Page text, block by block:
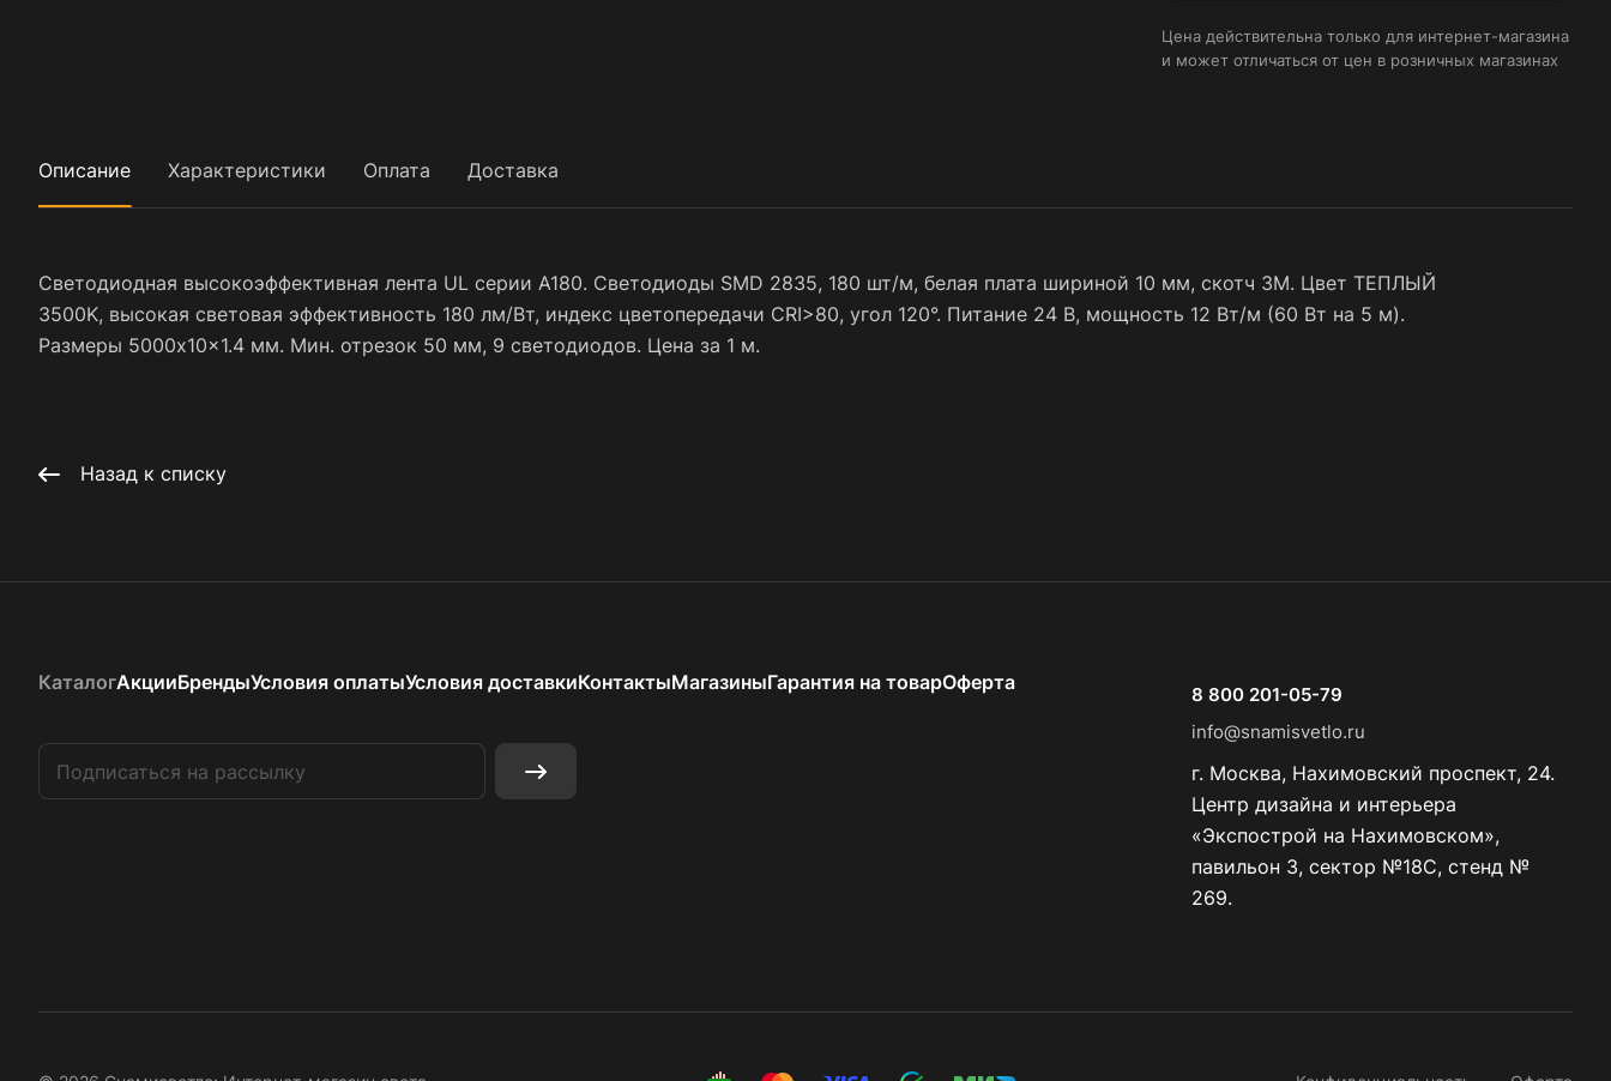
Цена действительна только для интернет-магазина
и может отличаться от цен в розничных магазинах
Описание Характеристики Оплата Доставка
Светодиодная высокоэффективная лента UL серии A180. Светодиоды SMD 2835, 180 шт/м, белая плата шириной 10 мм, скотч 3M. Цвет ТЕПЛЫЙ
3500K, высокая световая эффективность 180 лм/Вт, индекс цветопередачи CRI>80, угол 120°. Питание 24 В, мощность 12 Вт/м (60 Вт на 5 м).
Размеры 5000x10x1.4 мм. Мин. отрезок 50 мм, 9 светодиодов. Цена за 1 м.
Назад к списку
КаталогАкцииБрендыУсловия оплатыУсловия доставкиКонтактыМагазиныГарантия на товарОферта
8 800 201-05-79
info@snamisvetlo.ru
г. Москва, Нахимовский проспект, 24.
Центр дизайна и интерьера
«Экспострой на Нахимовском»,
павильон 3, сектор №18С, стенд №
269.